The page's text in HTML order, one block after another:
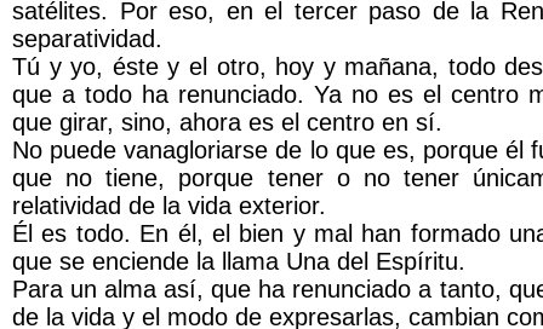
satélites. Por eso, en el tercer paso de la
separatividad.
Tú y yo, éste y el otro, hoy y mañana, todo
que a todo ha renunciado. Ya no es el centro
que girar, sino, ahora es el centro en sí.
No puede vanagloriarse de lo que es, porque él
que no tiene, porque tener o no tener
relatividad de la vida exterior.
Él es todo. En él, el bien y mal han formado
que se enciende la llama Una del Espíritu.
Para un alma así, que ha renunciado a tanto,
de la vida y el modo de expresarlas, cambian